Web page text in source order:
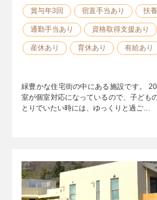
賞与年3回 宿直手当あり 扶
通勤手当あり 資格取得支援あり
産休あり 育休あり 有給あり
緑豊かな住宅街の中にある施設です。
室が個室対応になっているので、子ども
とりでいたい時には、ゆっくりと過ご…